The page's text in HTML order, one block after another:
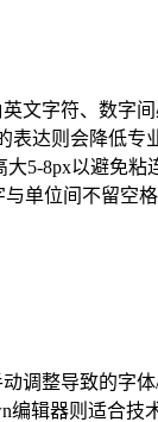
文字符、数字
表达则会降低专
5-8px以避免粘
单位间不留空
调整导致的字
编辑器则适合技